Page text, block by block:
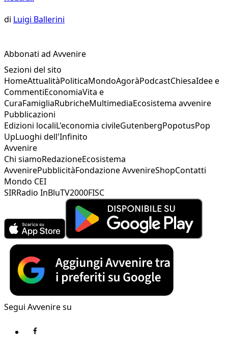
di Luigi Ballerini
Abbonati ad Avvenire
Sezioni del sito
HomeAttualitàPoliticaMondoAgoràPodcastChiesaIdee e
CommentiEconomiaVita e
CuraFamigliaRubricheMultimediaEcosistema avvenire
Pubblicazioni
Edizioni localiL'economia civileGutenbergPopotusPop
UpLuoghi dell'Infinito
Avvenire
Chi siamoRedazioneEcosistema
AvvenirePubblicitàFondazione AvvenireShopContatti
Mondo CEI
SIRRadio InBluTV2000FISC
Segui Avvenire su